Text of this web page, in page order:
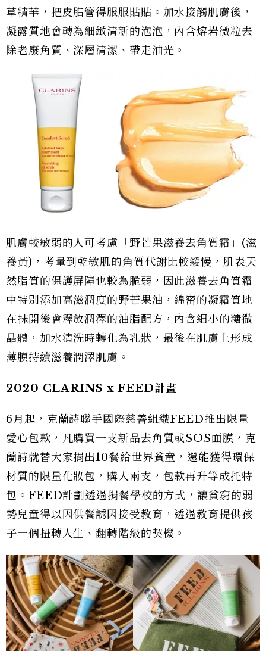
草精華，把皮脂管得服服貼貼。加水接觸肌膚後，
凝露質地會轉為細緻清新的泡泡，內含熔岩微粒去
除老廢角質、深層清潔、帶走油光。
肌膚較敏弱的人可考慮「野芒果滋養去角質霜」(滋
養黃)，考量到乾敏肌的角質代謝比較緩慢，肌表天
然脂質的保護屏障也較為脆弱，因此滋養去角質霜
中特別添加高滋潤度的野芒果油，綿密的凝霜質地
在抹開後會釋放潤澤的油脂配方，內含細小的糖微
晶體，加水清洗時轉化為乳狀，最後在肌膚上形成
薄膜持續滋養潤澤肌膚。
2020 CLARINS x FEED計畫
6月起，克蘭詩聯手國際慈善組織FEED推出限量
愛心包款，凡購買一支新品去角質或SOS面膜，克
蘭詩就替大家捐出10餐給世界貧童，還能獲得環保
材質的限量化妝包，購入兩支，包款再升等成托特
包。FEED計劃透過捐餐學校的方式，讓貧窮的弱
勢兒童得以因供餐誘因接受教育，透過教育提供孩
子一個扭轉人生、翻轉階級的契機。